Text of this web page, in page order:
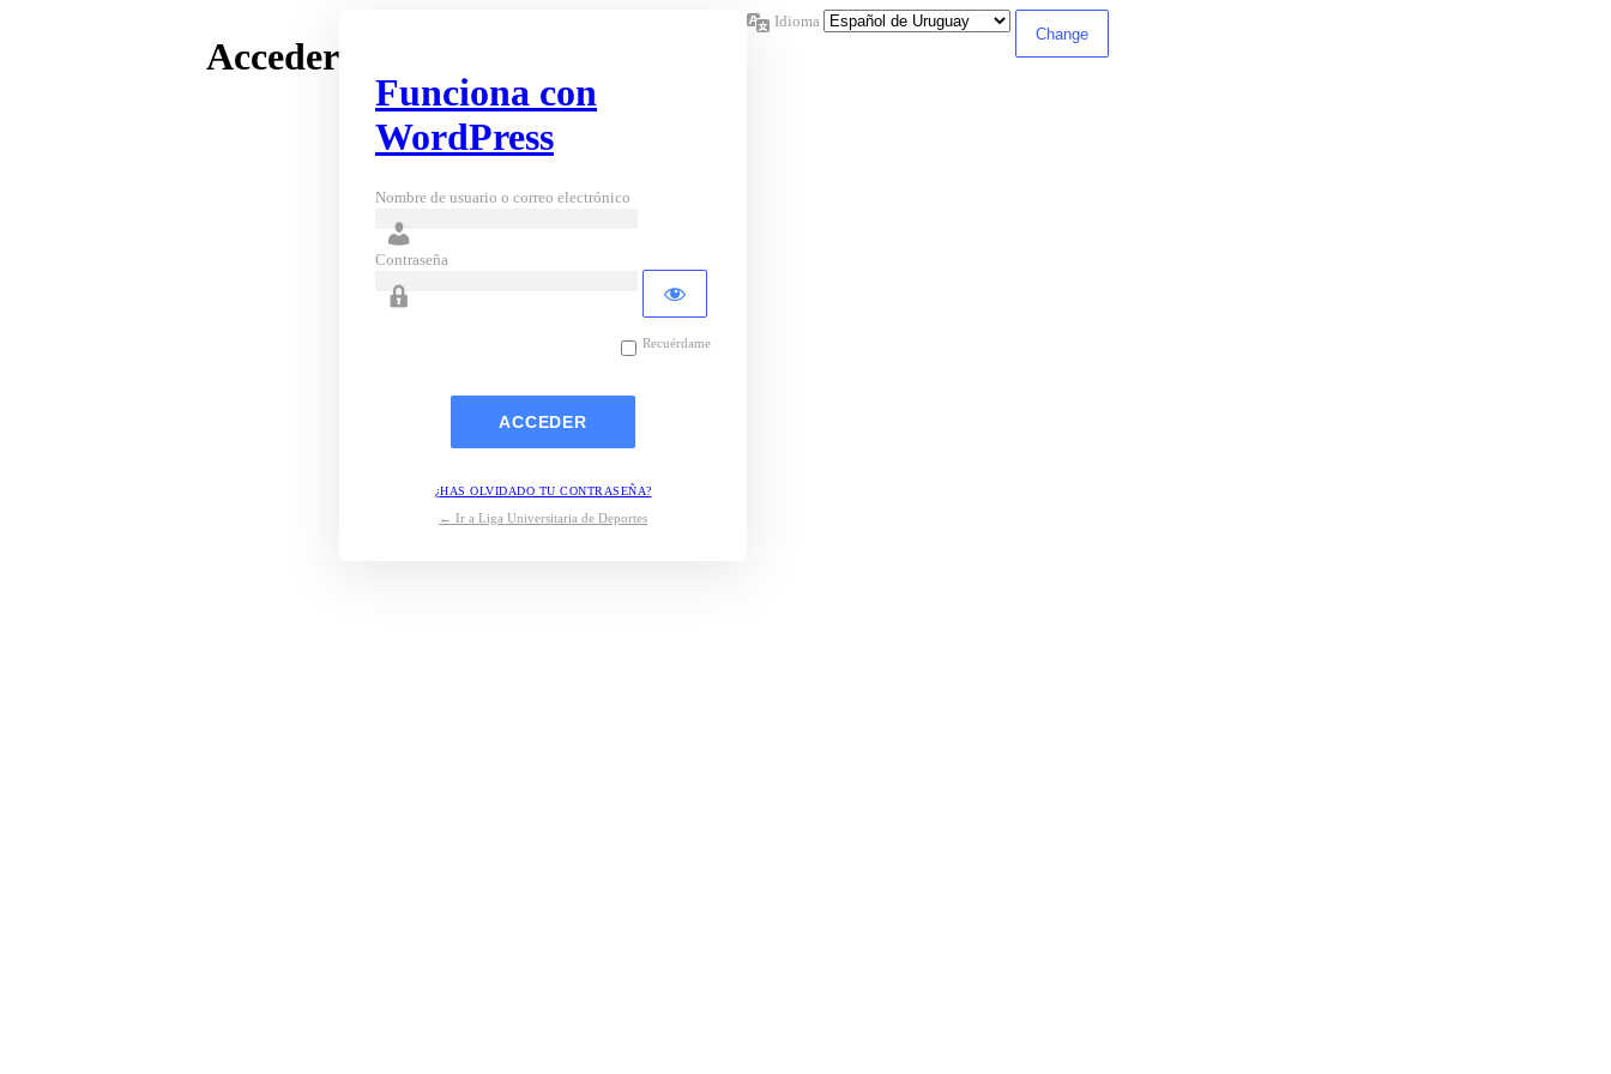
Acceder
Funciona con
WordPress
Nombre de usuario o correo electrónico
Contraseña
Recuérdame
¿HAS OLVIDADO TU CONTRASEÑA?
← Ir a Liga Universitaria de Deportes
Idioma